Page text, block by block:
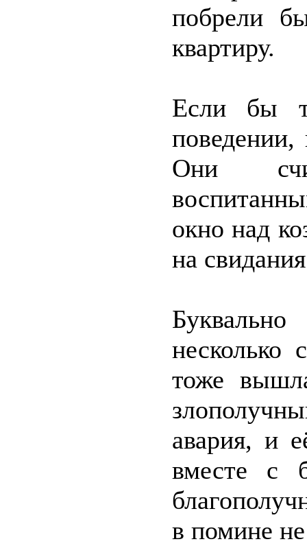
побрели
квартиру.
Если бы
Они
окно над
на
несколько
тоже
авария, и
вместе с
в помине